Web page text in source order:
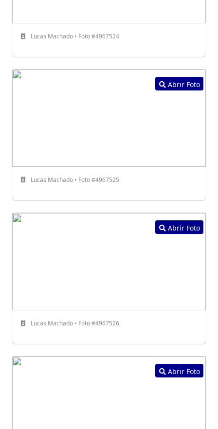
Lucas Machado • Foto #4967524
Abrir Foto
Lucas Machado • Foto #4967525
Abrir Foto
Lucas Machado • Foto #4967526
Abrir Foto